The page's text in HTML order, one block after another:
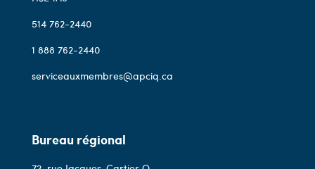
514 762-2440
1 888 762-2440
serviceauxmembres@apciq.ca
Bureau régional